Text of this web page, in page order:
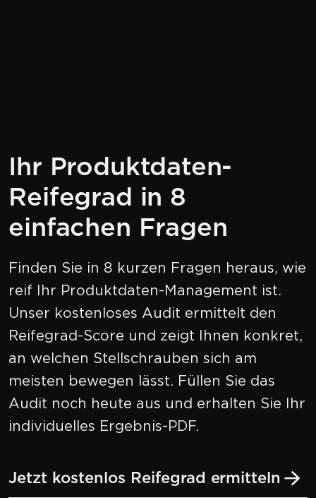
Ihr Produktdaten-
Reifegrad in 8
einfachen Fragen
Finden Sie in 8 kurzen Fragen heraus, wie
reif Ihr Produktdaten-Management ist.
Unser kostenloses Audit ermittelt den
Reifegrad-Score und zeigt Ihnen konkret,
an welchen Stellschrauben sich am
meisten bewegen lässt. Füllen Sie das
Audit noch heute aus und erhalten Sie Ihr
individuelles Ergebnis-PDF.
Jetzt kostenlos Reifegrad ermitteln